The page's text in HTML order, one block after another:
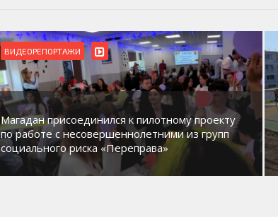
ВИДЕОРЕПОРТАЖИ
Магадан присоединился к пилотному проекту
по работе с несовершеннолетними из групп
социального риска «Переправа»